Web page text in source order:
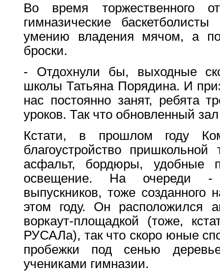
Во время торжественного
гимназические
умению владения мячом, а
броски.
- Отдохнули бы, выходные
школы Татьяна Порядина. И
нас постоянно занят, ребята
уроков. Так что обновленный
Кстати, в прошлом году
благоустройство
асфальт, бордюры, удобные
освещение. На очереди -
выпускников, тоже
этом году. Он расположился
воркаут-площадкой (тоже,
РУСАЛа), так что скоро юные
пробежки под сенью
учениками гимназии.